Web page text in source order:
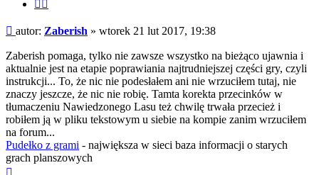
Post
autor: Zaberish » wtorek 21 lut 2017, 19:38
Zaberish pomaga, tylko nie zawsze wszystko na bieżąco ujawnia i
aktualnie jest na etapie poprawiania najtrudniejszej części gry, czyli
instrukcji... To, że nic nie podesłałem ani nie wrzuciłem tutaj, nie
znaczy jeszcze, że nic nie robię. Tamta korekta przecinków w
tłumaczeniu Nawiedzonego Lasu też chwilę trwała przecież i
robiłem ją w pliku tekstowym u siebie na kompie zanim wrzuciłem
na forum...
Pudełko z grami - największa w sieci baza informacji o starych
grach planszowych